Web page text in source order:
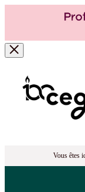
Vous êtes